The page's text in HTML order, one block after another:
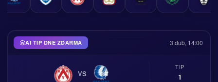
AI TIP DNE ZDARMA 3 dub, 14:00
VS
TIP
1